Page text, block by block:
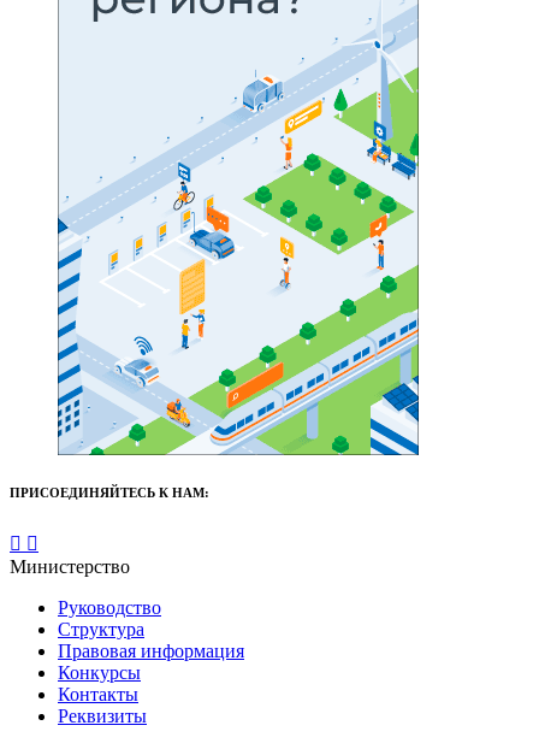
ПРИСОЕДИНЯЙТЕСЬ К НАМ:
Министерство
Руководство
Структура
Правовая информация
Конкурсы
Контакты
Реквизиты